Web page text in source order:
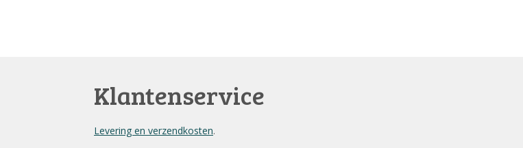
Klantenservice
Levering en verzendkosten.